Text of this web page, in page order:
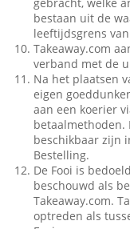
bestaan uit de
leeftijdsgrens
Takeaway.com
verband met de
Na het plaatsen
eigen
aan een koerier
betaalmethoden.
beschikbaar zijn
Bestelling.
De Fooi is
beschouwd als
Takeaway.com.
optreden als